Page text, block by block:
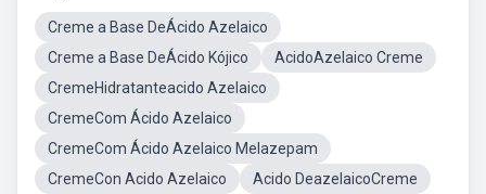
Creme a Base DeÁcido Azelaico
Creme a Base DeÁcido Kójico
AcidoAzelaico Creme
CremeHidratanteacido Azelaico
CremeCom Ácido Azelaico
CremeCom Ácido Azelaico Melazepam
CremeCon Acido Azelaico
Acido DeazelaicoCreme